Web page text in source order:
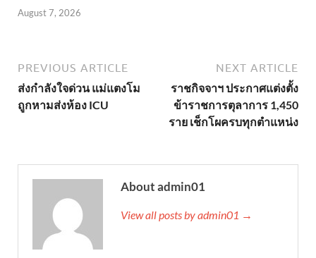
August 7, 2026
PREVIOUS ARTICLE
ส่งกำลังใจด่วน แม่แตงโม
ถูกหามส่งห้อง ICU
NEXT ARTICLE
ราชกิจจาฯ ประกาศแต่งตั้ง
ข้าราชการตุลาการ 1,450
ราย เช็กโผครบทุกตำแหน่ง
About admin01
View all posts by admin01 →